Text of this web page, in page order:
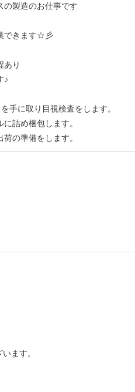
の製造のお仕事です
できます☆彡
り
♪
手に取り目視検査をします。
詰め梱包します。
の準備をします。
ます。